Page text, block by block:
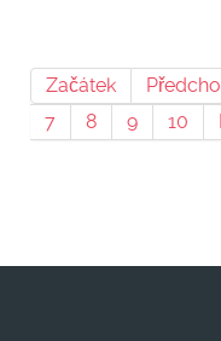
Začátek
7
8 9 10